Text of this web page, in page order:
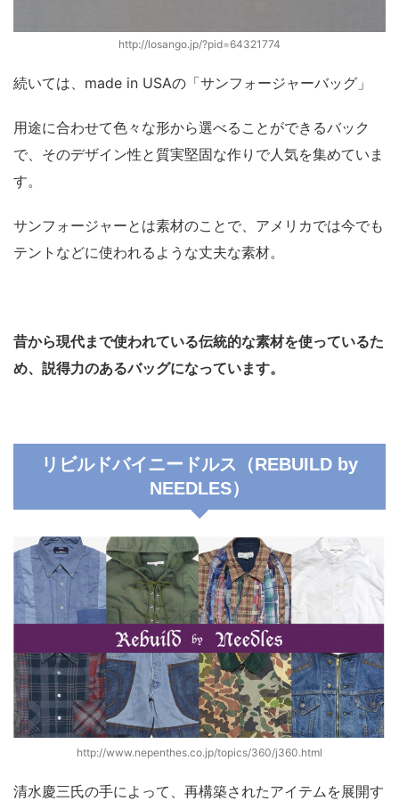
http://losango.jp/?pid=64321774
続いては、made in USAの「サンフォージャーバッグ」
用途に合わせて色々な形から選べることができるバック
で、そのデザイン性と質実堅固な作りで人気を集めていま
す。
サンフォージャーとは素材のことで、アメリカでは今でも
テントなどに使われるような丈夫な素材。
昔から現代まで使われている伝統的な素材を使っているた
め、説得力のあるバッグになっています。
リビルドバイニードルス（REBUILD by
NEEDLES）
http://www.nepenthes.co.jp/topics/360/j360.html
清水慶三氏の手によって、再構築されたアイテムを展開す